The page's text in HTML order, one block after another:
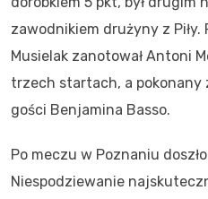
zawodnikiem drużyny z
Musielak zanotował Antoni
trzech startach, a pokonany
gości Benjamina Basso.
Po meczu w Poznaniu
Niespodziewanie